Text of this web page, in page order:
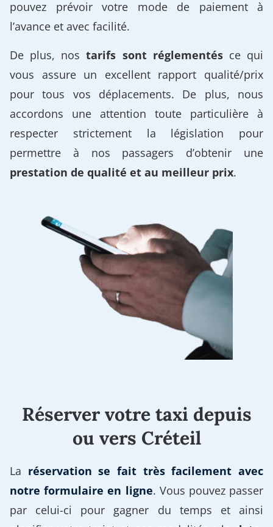
pouvez prévoir votre mode de paiement à
l’avance et avec facilité.
De plus, nostarifs sont réglementésce qui
vous assure un excellent rapport qualité/prix
pour tous vos déplacements. De plus, nous
accordons une attention toute particulière à
respecter strictement la législation pour
permettre à nos passagers d’obtenir une
prestation de qualité et au meilleur prix.
Réserver votre taxi depuis
ou vers Créteil
La réservation se fait très facilement avec
notre formulaire en ligne. Vous pouvez passer
par celui-ci pour gagner du temps et ainsi